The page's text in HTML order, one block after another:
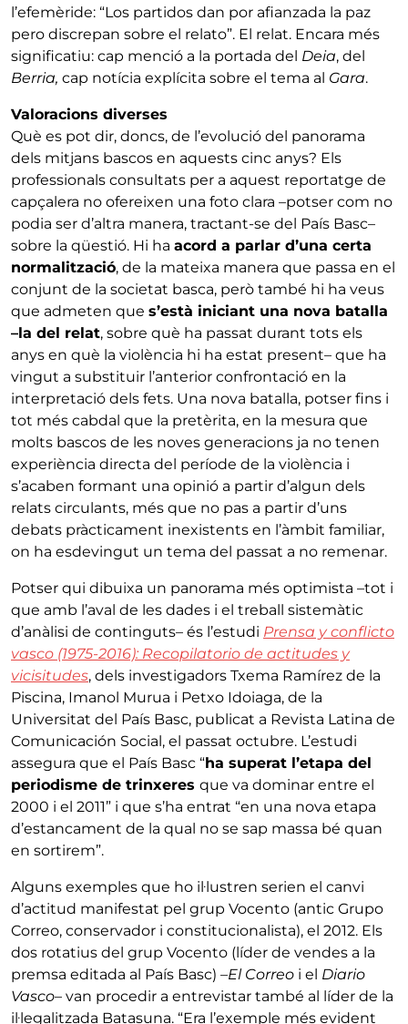
l’efemèride: “Los partidos dan por afianzada la paz
pero discrepan sobre el relato”. El relat. Encara més
significatiu: cap menció a la portada del Deia, del
Berria, cap notícia explícita sobre el tema al Gara.
Valoracions diverses
Què es pot dir, doncs, de l’evolució del panorama
dels mitjans bascos en aquests cinc anys? Els
professionals consultats per a aquest reportatge de
capçalera no ofereixen una foto clara –potser com no
podia ser d’altra manera, tractant-se del País Basc–
sobre la qüestió. Hi ha acord a parlar d’una certa
normalització, de la mateixa manera que passa en el
conjunt de la societat basca, però també hi ha veus
que admeten que s’està iniciant una nova batalla
–la del relat, sobre què ha passat durant tots els
anys en què la violència hi ha estat present– que ha
vingut a substituir l’anterior confrontació en la
interpretació dels fets. Una nova batalla, potser fins i
tot més cabdal que la pretèrita, en la mesura que
molts bascos de les noves generacions ja no tenen
experiència directa del període de la violència i
s’acaben formant una opinió a partir d’algun dels
relats circulants, més que no pas a partir d’uns
debats pràcticament inexistents en l’àmbit familiar,
on ha esdevingut un tema del passat a no remenar.
Potser qui dibuixa un panorama més optimista –tot i
que amb l’aval de les dades i el treball sistemàtic
d’anàlisi de continguts– és l’estudi Prensa y conflicto
vasco (1975-2016): Recopilatorio de actitudes y
vicisitudes, dels investigadors Txema Ramírez de la
Piscina, Imanol Murua i Petxo Idoiaga, de la
Universitat del País Basc, publicat a Revista Latina de
Comunicación Social, el passat octubre. L’estudi
assegura que el País Basc “ha superat l’etapa del
periodisme de trinxeres que va dominar entre el
2000 i el 2011” i que s’ha entrat “en una nova etapa
d’estancament de la qual no se sap massa bé quan
en sortirem”.
Alguns exemples que ho il·lustren serien el canvi
d’actitud manifestat pel grup Vocento (antic Grupo
Correo, conservador i constitucionalista), el 2012. Els
dos rotatius del grup Vocento (líder de vendes a la
premsa editada al País Basc) –El Correo i el Diario
Vasco– van procedir a entrevistar també al líder de la
il·legalitzada Batasuna. “Era l’exemple més evident